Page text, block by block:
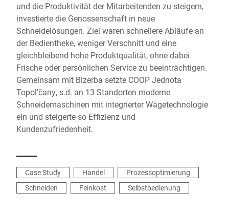
und die Produktivität der Mitarbeitenden zu steigern,
investierte die Genossenschaft in neue
Schneidelösungen. Ziel waren schnellere Abläufe an
der Bedientheke, weniger Verschnitt und eine
gleichbleibend hohe Produktqualität, ohne dabei
Frische oder persönlichen Service zu beeinträchtigen.
Gemeinsam mit Bizerba setzte COOP Jednota
Topol'čany, s.d. an 13 Standorten moderne
Schneidemaschinen mit integrierter Wägetechnologie
ein und steigerte so Effizienz und
Kundenzufriedenheit.
Case Study Handel
Prozessoptimierung
Schneiden
Feinkost Selbstbedienung